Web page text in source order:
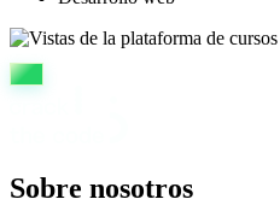
Sobre nosotros